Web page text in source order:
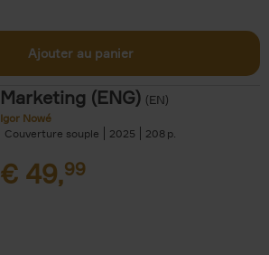
Ajouter au panier
Marketing (ENG) (EN)
Igor Nowé
Couverture souple
2025 208
€ 49,99